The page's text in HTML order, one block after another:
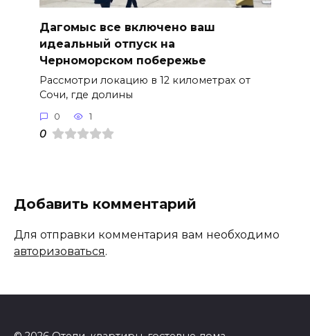
Дагомыс все включено ваш
идеальный отпуск на
Черноморском побережье
Рассмотри локацию в 12 километрах от
Сочи, где долины
0 1
0
Добавить комментарий
Для отправки комментария вам необходимо
авторизоваться.